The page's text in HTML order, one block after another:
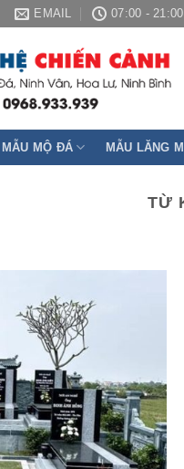
EMAIL 07:00 - 21:00
MẪU MỘ ĐÁ MẪU LĂNG
TỪ